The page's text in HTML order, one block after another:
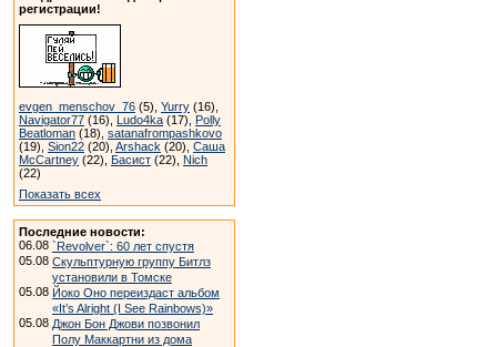
регистрации!
evgen_menschov_76 (5), Yurry (16),
Navigator77 (16), Ludo4ka (17), Polly
Beatloman (18), satanafrompashkovo
(19), Sion22 (20), Arshack (20), Саша
McCartney (22), Басист (22), Nich
(22)
Показать всех
Последние новости:
06.08 `Revolver`: 60 лет спустя
05.08 Скульптурную группу Битлз
установили в Томске
05.08 Йоко Оно переиздаст альбом
«It’s Alright (I See Rainbows)»
05.08 Джон Бон Джови позвонил
Полу Маккартни из дома